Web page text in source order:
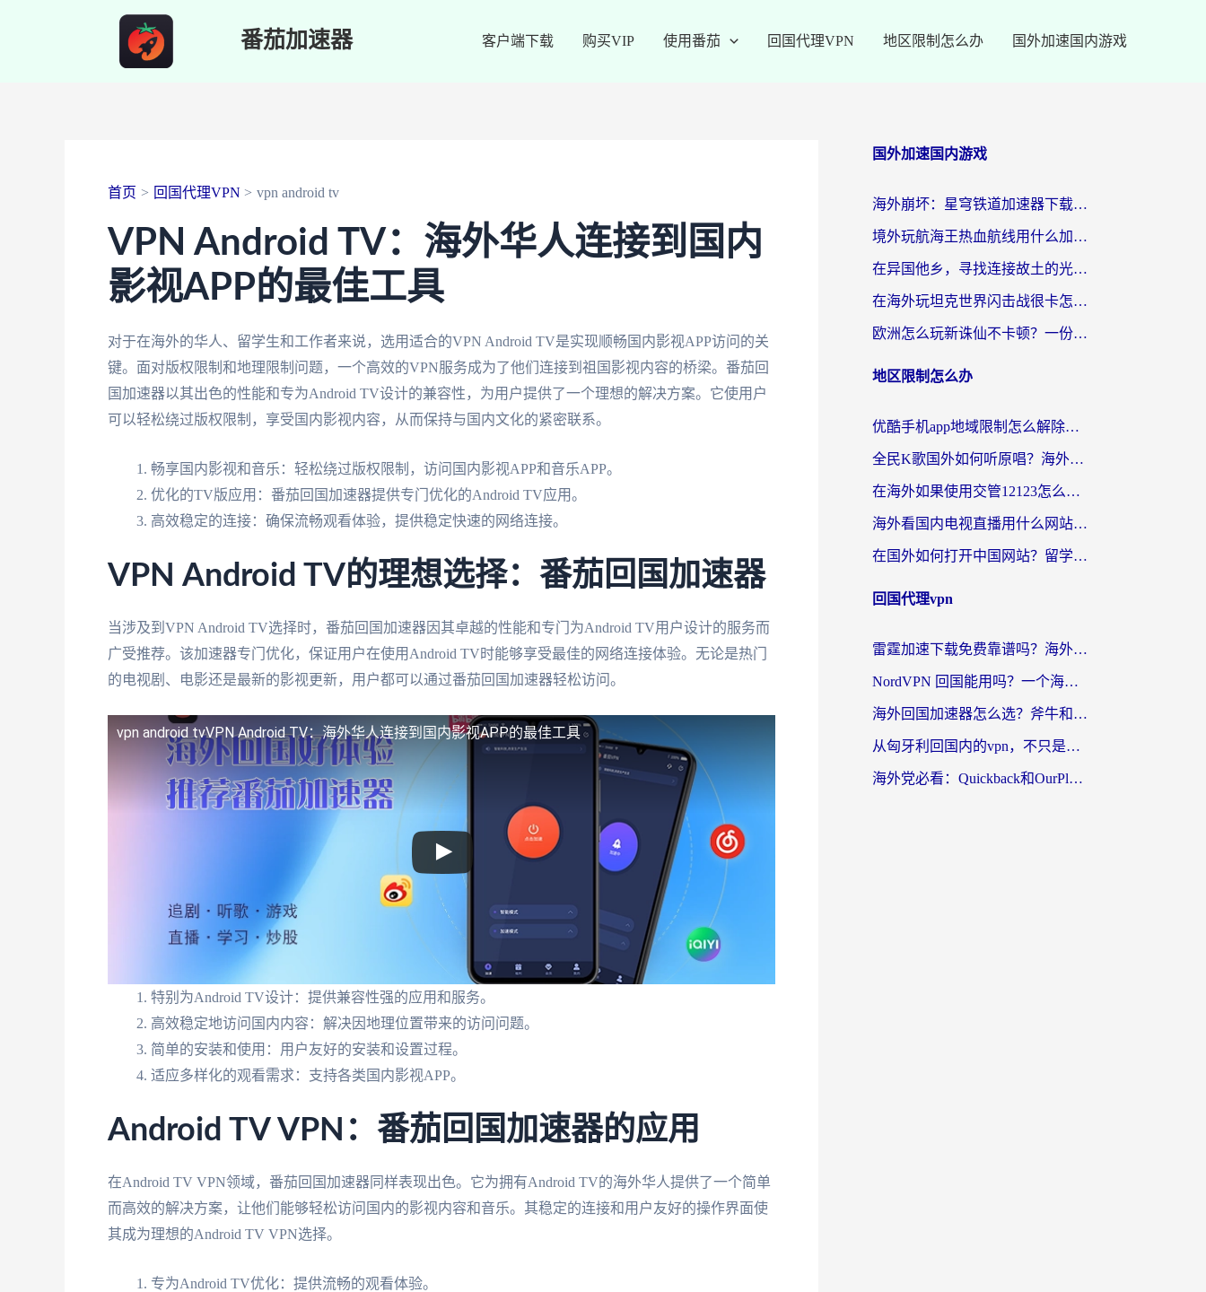
番茄加速器 客户端下载 购买VIP 使用番茄 回国代理VPN 地区限制怎么办 国外加速国内游戏
首页 回国代理VPN vpn android tv
VPN Android TV：海外华人连接到国内
影视APP的最佳工具
对于在海外的华人、留学生和工作者来说，选用适合的VPN Android TV是实现顺畅国内影视APP访问的关
键。面对版权限制和地理限制问题，一个高效的VPN服务成为了他们连接到祖国影视内容的桥梁。番茄回
国加速器以其出色的性能和专为Android TV设计的兼容性，为用户提供了一个理想的解决方案。它使用户
可以轻松绕过版权限制，享受国内影视内容，从而保持与国内文化的紧密联系。
畅享国内影视和音乐：轻松绕过版权限制，访问国内影视APP和音乐APP。
优化的TV版应用：番茄回国加速器提供专门优化的Android TV应用。
高效稳定的连接：确保流畅观看体验，提供稳定快速的网络连接。
VPN Android TV的理想选择：番茄回国加速器
当涉及到VPN Android TV选择时，番茄回国加速器因其卓越的性能和专门为Android TV用户设计的服务而
广受推荐。该加速器专门优化，保证用户在使用Android TV时能够享受最佳的网络连接体验。无论是热门
的电视剧、电影还是最新的影视更新，用户都可以通过番茄回国加速器轻松访问。
vpn android tvVPN Android TV：海外华人连接到国内影视APP的最佳工具
特别为Android TV设计：提供兼容性强的应用和服务。
高效稳定地访问国内内容：解决因地理位置带来的访问问题。
简单的安装和使用：用户友好的安装和设置过程。
适应多样化的观看需求：支持各类国内影视APP。
Android TV VPN：番茄回国加速器的应用
在Android TV VPN领域，番茄回国加速器同样表现出色。它为拥有Android TV的海外华人提供了一个简单
而高效的解决方案，让他们能够轻松访问国内的影视内容和音乐。其稳定的连接和用户友好的操作界面使
其成为理想的Android TV VPN选择。
专为Android TV优化：提供流畅的观看体验。
国外加速国内游戏
海外崩坏：星穹铁道加速器下载安装：一份给游子的终极网络指南
境外玩航海王热血航线用什么加速器？2026海外玩家实测最优方案（附欧洲问道堡垒前线加速技巧）
在异国他乡，寻找连接故土的光明大陆免费加速器
在海外玩坦克世界闪击战很卡怎么办？老玩家亲测有效的加速器选择指南
欧洲怎么玩新诛仙不卡顿？一份给海外游子的国服游戏畅玩指南
地区限制怎么办
优酷手机app地域限制怎么解除？海外党亲测有效的追剧方案
全民K歌国外如何听原唱？海外党亲测有效的回国加速器选择指南
在海外如果使用交管12123怎么处理？留学生亲测有效的回国加速方案
海外看国内电视直播用什么网站比较好？一篇解决你所有追剧难题的实用指南
在国外如何打开中国网站？留学生与海外华人的无缝访问指南
回国代理vpn
雷霆加速下载免费靠谱吗？海外党选回国加速器的避坑指南（附热门工具对比）
NordVPN 回国能用吗？一个海外用户必须面对的真实困境
海外回国加速器怎么选？斧牛和海龟哪个好？一篇帮你避开坑的实用指南
从匈牙利回国内的vpn，不只是为了刷剧那么简单
海外党必看：Quickback和OurPlay好用吗？3分钟选对回国加速器，无缝刷剧玩游戏